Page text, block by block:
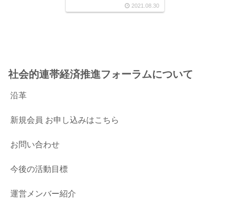
2021.08.30
社会的連帯経済推進フォーラムについて
沿革
新規会員 お申し込みはこちら
お問い合わせ
今後の活動目標
運営メンバー紹介